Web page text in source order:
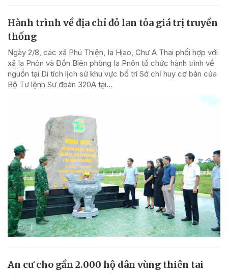
Hành trình về địa chỉ đỏ lan tỏa giá trị truyền
thống
Ngày 2/8, các xã Phú Thiện, Ia Hiao, Chư A Thai phối hợp với
xã Ia Pnôn và Đồn Biên phòng Ia Pnôn tổ chức hành trình về
nguồn tại Di tích lịch sử khu vực bố trí Sở chỉ huy cơ bản của
Bộ Tư lệnh Sư đoàn 320A tại...
An cư cho gần 2.000 hộ dân vùng thiên tai